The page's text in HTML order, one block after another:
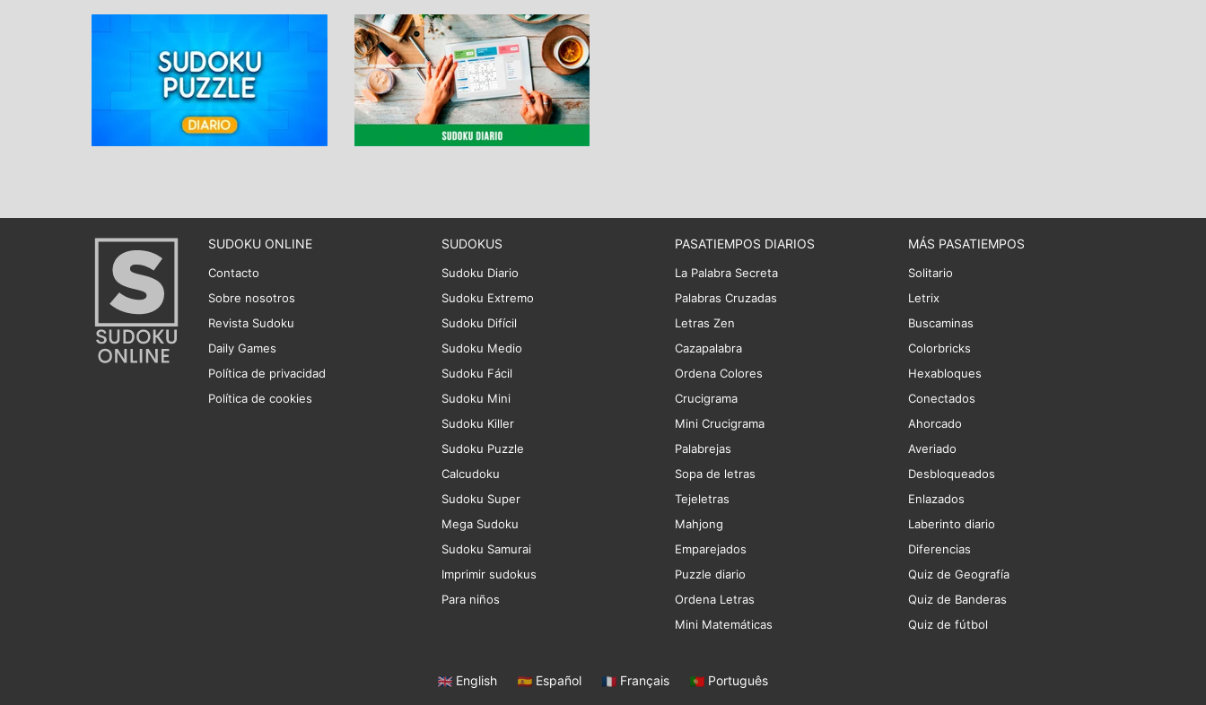
SUDOKU ONLINE
Contacto
Sobre nosotros
Revista Sudoku
Daily Games
Política de privacidad
Política de cookies
SUDOKUS
Sudoku Diario
Sudoku Extremo
Sudoku Difícil
Sudoku Medio
Sudoku Fácil
Sudoku Mini
Sudoku Killer
Sudoku Puzzle
Calcudoku
Sudoku Super
Mega Sudoku
Sudoku Samurai
Imprimir sudokus
Para niños
PASATIEMPOS DIARIOS
La Palabra Secreta
Palabras Cruzadas
Letras Zen
Cazapalabra
Ordena Colores
Crucigrama
Mini Crucigrama
Palabrejas
Sopa de letras
Tejeletras
Mahjong
Emparejados
Puzzle diario
Ordena Letras
Mini Matemáticas
MÁS PASATIEMPOS
Solitario
Letrix
Buscaminas
Colorbricks
Hexabloques
Conectados
Ahorcado
Averiado
Desbloqueados
Enlazados
Laberinto diario
Diferencias
Quiz de Geografía
Quiz de Banderas
Quiz de fútbol
English Español Français Português